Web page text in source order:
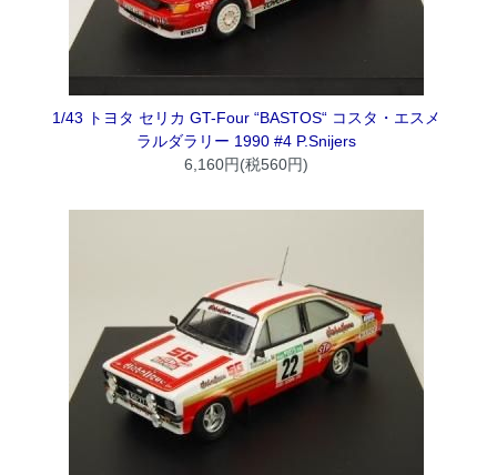
1/43 トヨタ セリカ GT-Four “BASTOS“ コスタ・エスメ
ラルダラリー 1990 #4 P.Snijers
6,160円(税560円)